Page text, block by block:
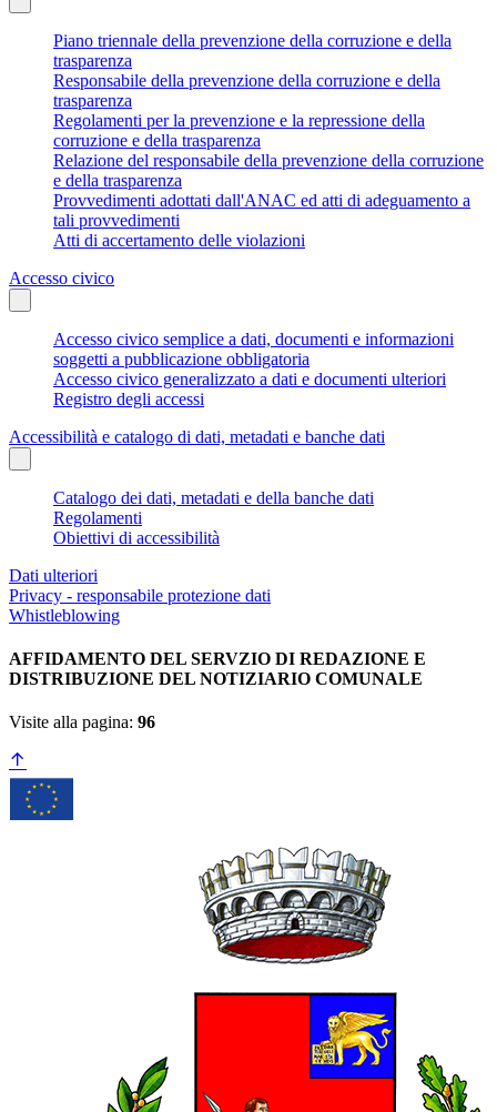
Piano triennale della prevenzione della corruzione e della
trasparenza
Responsabile della prevenzione della corruzione e della
trasparenza
Regolamenti per la prevenzione e la repressione della
corruzione e della trasparenza
Relazione del responsabile della prevenzione della corruzione
e della trasparenza
Provvedimenti adottati dall'ANAC ed atti di adeguamento a
tali provvedimenti
Atti di accertamento delle violazioni
Accesso civico
Accesso civico semplice a dati, documenti e informazioni
soggetti a pubblicazione obbligatoria
Accesso civico generalizzato a dati e documenti ulteriori
Registro degli accessi
Accessibilità e catalogo di dati, metadati e banche dati
Catalogo dei dati, metadati e della banche dati
Regolamenti
Obiettivi di accessibilità
Dati ulteriori
Privacy - responsabile protezione dati
Whistleblowing
AFFIDAMENTO DEL SERVZIO DI REDAZIONE E
DISTRIBUZIONE DEL NOTIZIARIO COMUNALE
Visite alla pagina: 96